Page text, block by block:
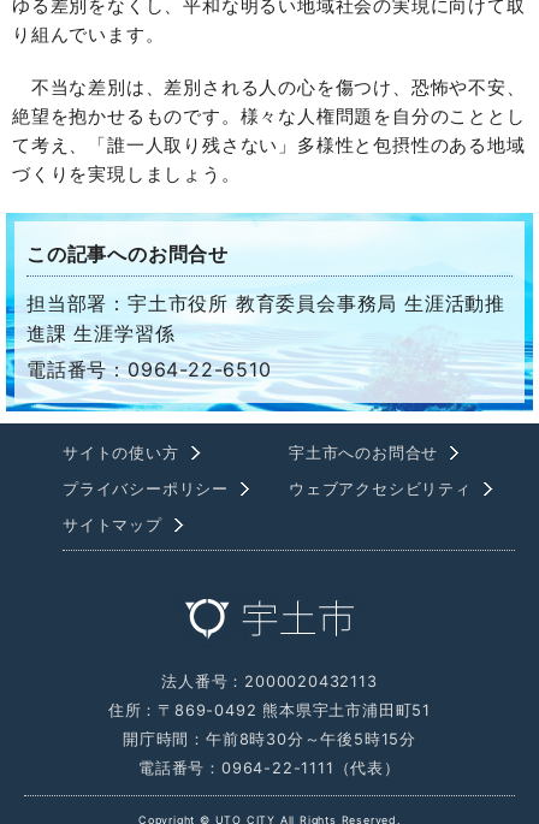
ゆる差別をなくし、平和な明るい地域社会の実現に向けて取
り組んでいます。
不当な差別は、差別される人の心を傷つけ、恐怖や不安、
絶望を抱かせるものです。様々な人権問題を自分のこととし
て考え、「誰一人取り残さない」多様性と包摂性のある地域
づくりを実現しましょう。
この記事へのお問合せ
担当部署：宇土市役所 教育委員会事務局 生涯活動推
進課 生涯学習係
電話番号：0964-22-6510
サイトの使い方
宇土市へのお問合せ
プライバシーポリシー
ウェブアクセシビリティ
サイトマップ
法人番号：2000020432113
住所：〒869-0492 熊本県宇土市浦田町51
開庁時間：午前8時30分～午後5時15分
電話番号：0964-22-1111（代表）
Copyright © UTO CITY All Rights Reserved.